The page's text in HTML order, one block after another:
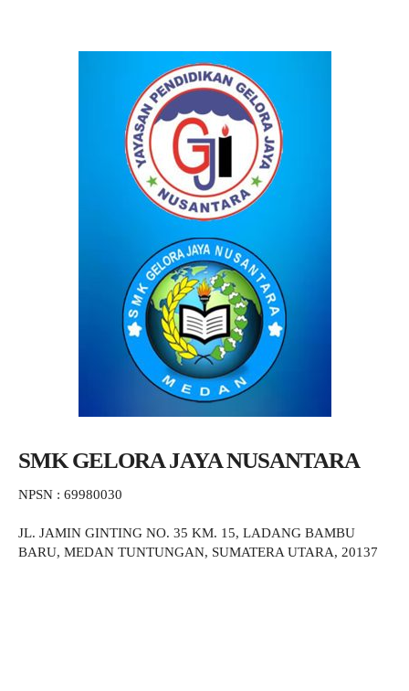
SMK GELORA JAYA NUSANTARA
NPSN : 69980030
JL. JAMIN GINTING NO. 35 KM. 15, LADANG BAMBU
BARU, MEDAN TUNTUNGAN, SUMATERA UTARA, 20137